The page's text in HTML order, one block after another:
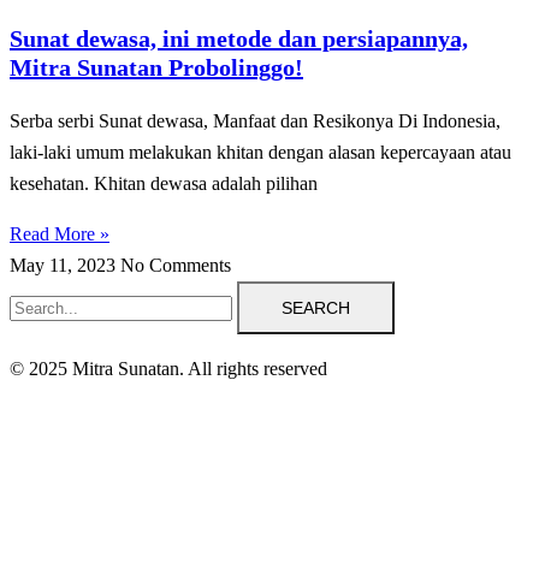
Sunat dewasa, ini metode dan persiapannya,
Mitra Sunatan Probolinggo!
Serba serbi Sunat dewasa, Manfaat dan Resikonya Di Indonesia,
laki-laki umum melakukan khitan dengan alasan kepercayaan atau
kesehatan. Khitan dewasa adalah pilihan
Read More »
May 11, 2023 No Comments
SEARCH
© 2025 Mitra Sunatan. All rights reserved